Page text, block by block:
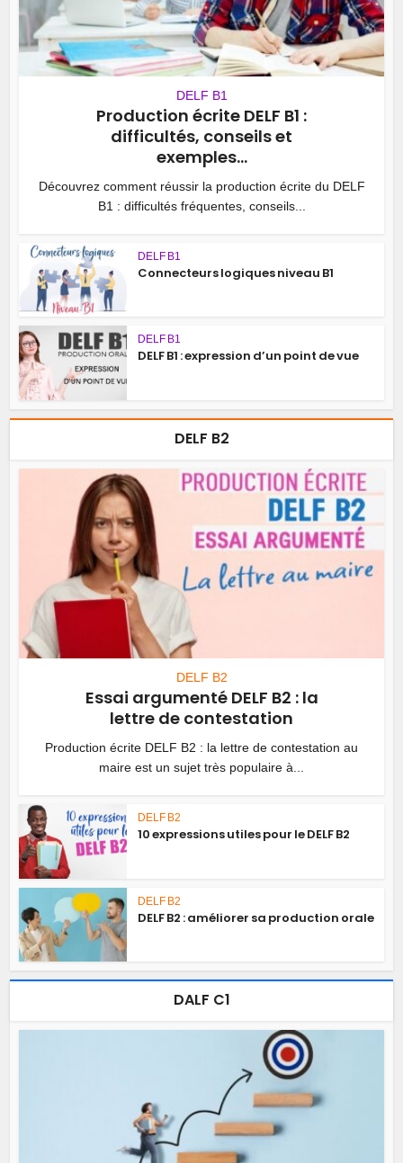
DELF B1
Production écrite DELF B1 :
difficultés, conseils et
exemples...
Découvrez comment réussir la production écrite du DELF
B1 : difficultés fréquentes, conseils...
DELF B1
Connecteurs logiques niveau B1
DELF B1
DELF B1 : expression d’un point de vue
DELF B2
DELF B2
Essai argumenté DELF B2 : la
lettre de contestation
Production écrite DELF B2 : la lettre de contestation au
maire est un sujet très populaire à...
DELF B2
10 expressions utiles pour le DELF B2
DELF B2
DELF B2 : améliorer sa production orale
DALF C1